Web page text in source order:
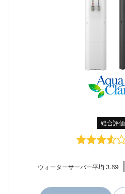
総合評価
ウォーターサーバー平均 3.69